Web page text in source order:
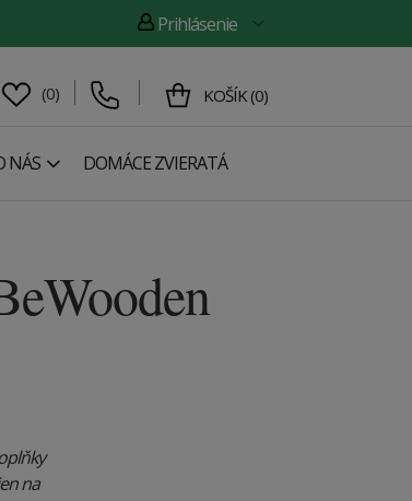
Prihlásenie
(0) KOŠÍK (0)
NÁS DOMÁCE ZVIERATÁ
na